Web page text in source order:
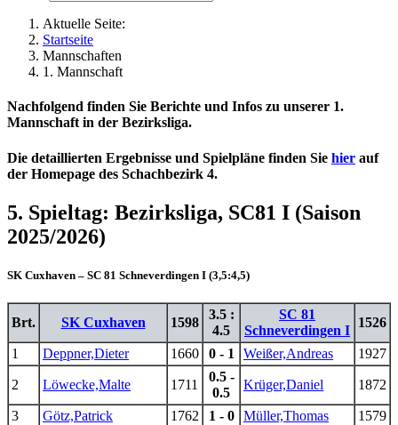
Aktuelle Seite:
Startseite
Mannschaften
1. Mannschaft
Nachfolgend finden Sie Berichte und Infos zu unserer 1.
Mannschaft in der Bezirksliga.
Die detaillierten Ergebnisse und Spielpläne finden Sie hier auf
der Homepage des Schachbezirk 4.
5. Spieltag: Bezirksliga, SC81 I (Saison
2025/2026)
SK Cuxhaven – SC 81 Schneverdingen I (3,5:4,5)
Brt. SK Cuxhaven 1598
3.5 :
4.5
SC 81
Schneverdingen I
1526
1 Deppner,Dieter 1660 0 - 1 Weißer,Andreas 1927
2 Löwecke,Malte 1711
0.5 -
0.5
Krüger,Daniel 1872
3 Götz,Patrick 1762 1 - 0 Müller,Thomas 1579